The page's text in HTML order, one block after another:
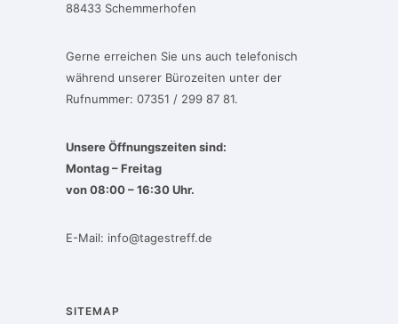
88433 Schemmerhofen
Gerne erreichen Sie uns auch telefonisch
während unserer Bürozeiten unter der
Rufnummer: 07351 / 299 87 81.
Unsere Öffnungszeiten sind:
Montag – Freitag
von 08:00 – 16:30 Uhr.
E-Mail: info@tagestreff.de
SITEMAP